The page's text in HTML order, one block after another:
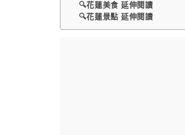
🔍花蓮美食 延伸閱讀
🔍花蓮景點 延伸閱讀